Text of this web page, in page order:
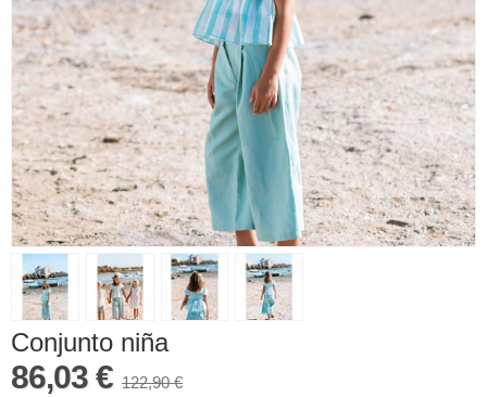
Conjunto niña
86,03 € 122,90 €